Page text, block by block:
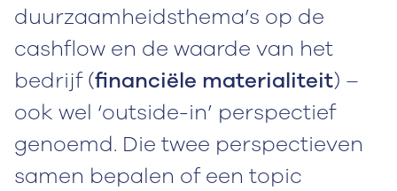
duurzaamheidsthema’s op de
cashflow en de waarde van het
bedrijf (financiële materialiteit) –
ook wel ‘outside-in’ perspectief
genoemd. Die twee perspectieven
samen bepalen of een topic